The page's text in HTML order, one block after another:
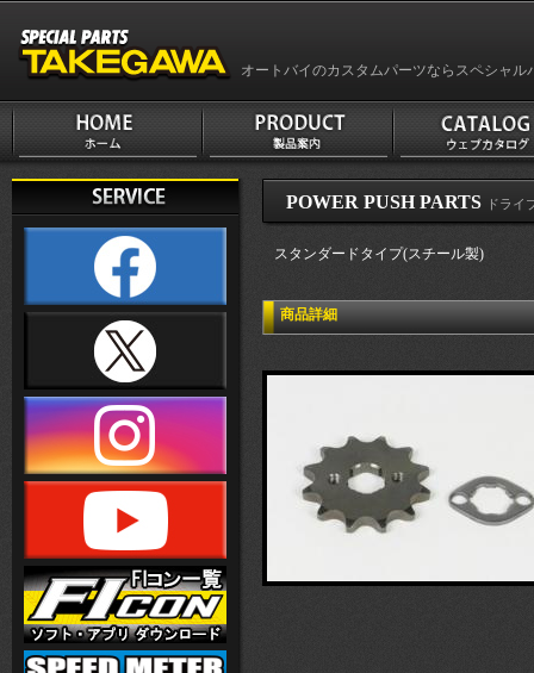
オートバイのカスタムパーツならスペシャル
POWER PUSH PARTS ドライ
スタンダードタイプ(スチール製)
商品詳細